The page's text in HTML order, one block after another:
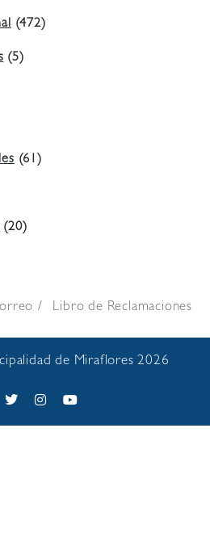
(472)
(5)
(61)
(20)
Libro de Reclamaciones
de Miraflores 2026